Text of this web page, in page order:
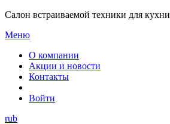
Салон встраиваемой техники для кухни
Меню
О компании
Акции и новости
Контакты
Войти
rub